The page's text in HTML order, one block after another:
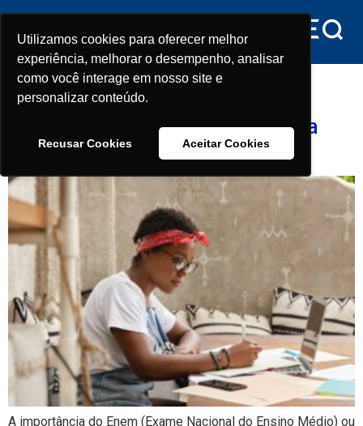
Utilizamos cookies para oferecer melhor
experiência, melhorar o desempenho, analisar
como você interage em nosso site e
personalizar conteúdo.
Recusar Cookies Aceitar Cookies
Utilizamos cookies para oferecer melhor
experiência, melhorar o desempenho, analisar
como você interage em nosso site e
personalizar conteúdo.
Recusar Cookies Aceitar Cookies
conteúdo
Tag:simulado
Simulado e a importância na sua
aprovação
A importância do Enem (Exame Nacional do Ensino Médio) ou